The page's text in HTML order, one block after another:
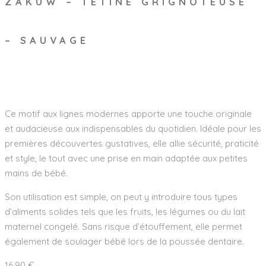
– SAUVAGE
Ce motif aux lignes modernes apporte une touche originale
et audacieuse aux indispensables du quotidien. Idéale pour les
premières découvertes gustatives, elle allie sécurité, praticité
et style, le tout avec une prise en main adaptée aux petites
mains de bébé.
Son utilisation est simple, on peut y introduire tous types
d’aliments solides tels que les fruits, les légumes ou du lait
maternel congelé. Sans risque d’étouffement, elle permet
également de soulager bébé lors de la poussée dentaire.